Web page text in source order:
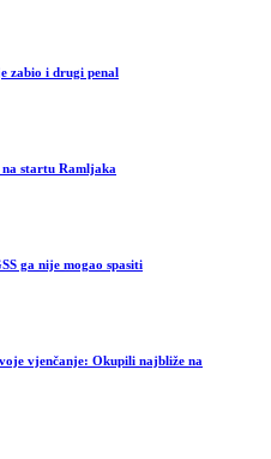
zabio i drugi penal
startu Ramljaka
ga nije mogao spasiti
vjenčanje: Okupili najbliže na